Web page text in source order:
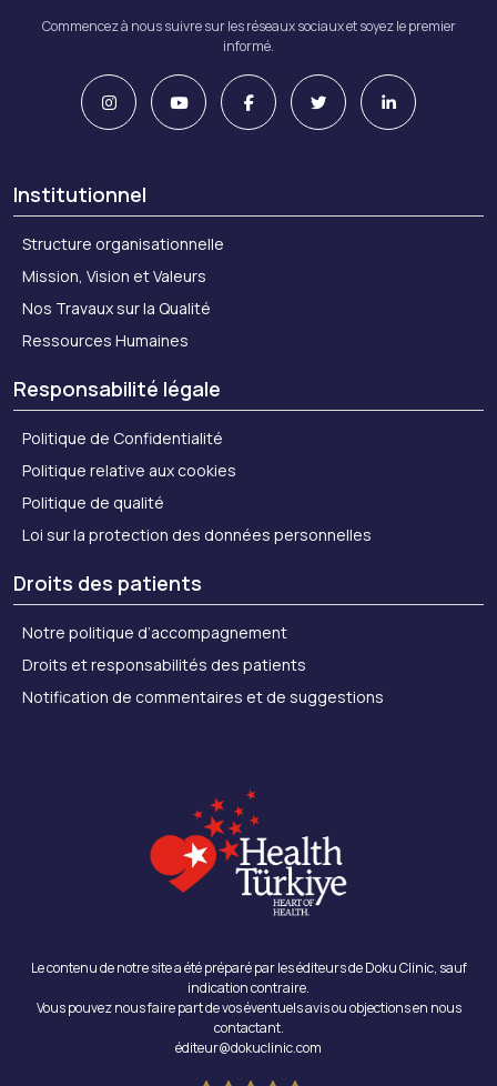
Commencez à nous suivre sur les réseaux sociaux et soyez le premier
informé.
Institutionnel
Structure organisationnelle
Mission, Vision et Valeurs
Nos Travaux sur la Qualité
Ressources Humaines
Responsabilité légale
Politique de Confidentialité
Politique relative aux cookies
Politique de qualité
Loi sur la protection des données personnelles
Droits des patients
Notre politique d’accompagnement
Droits et responsabilités des patients
Notification de commentaires et de suggestions
Le contenu de notre site a été préparé par les éditeurs de Doku Clinic, sauf
indication contraire.
Vous pouvez nous faire part de vos éventuels avis ou objections en nous
contactant.
éditeur@dokuclinic.com